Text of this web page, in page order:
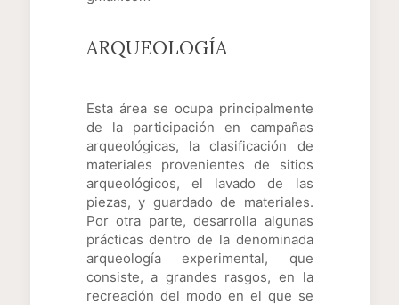
ARQUEOLOGÍA
Esta área se ocupa principalmente
de la participación en campañas
arqueológicas, la clasificación de
materiales provenientes de sitios
arqueológicos, el lavado de las
piezas, y guardado de materiales.
Por otra parte, desarrolla algunas
prácticas dentro de la denominada
arqueología experimental, que
consiste, a grandes rasgos, en la
recreación del modo en el que se